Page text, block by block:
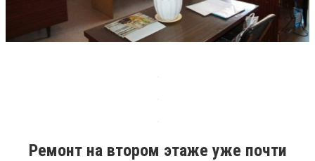
Ремонт на втором этаже уже почти